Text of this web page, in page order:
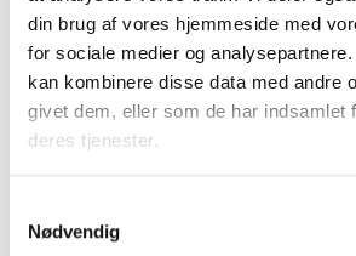
din brug af vores hjemmeside med
for sociale medier og
kan kombinere disse data med andre
givet dem, eller som de har indsamlet
deres tjenester.
Nødvendig
Relateret indhold
BL INFORMERER
ejendomme skal være klar
2027